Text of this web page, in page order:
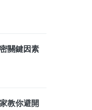
關鍵因素
教你避開